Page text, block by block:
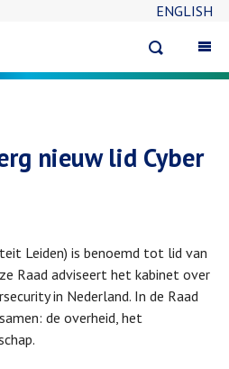
ENGLISH
search
nieuw lid Cyber
Leiden) is benoemd tot lid van
Raad adviseert het kabinet over
in Nederland. In de Raad
de overheid, het